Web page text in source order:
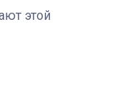
этой